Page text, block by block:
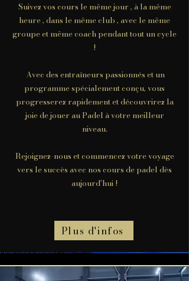
Suivez vos cours le même jour , à la même
heure , dans le même club , avec le même
groupe et même coach pendant tout un cycle
!
Avec des entraîneurs passionnés et un
programme spécialement conçu, vous
progresserez rapidement et découvrirez la
joie de jouer au Padel à votre meilleur
niveau.
Rejoignez-nous et commencez votre voyage
vers le succès avec nos cours de padel dès
aujourd'hui !
Plus d'infos